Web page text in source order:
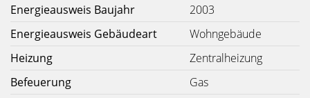
Energieausweis Baujahr
2003
Energieausweis Gebäudeart
Wohngebäude
Heizung
Zentralheizung
Befeuerung
Gas